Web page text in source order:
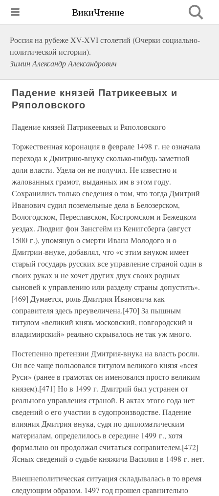
ВикиЧтение
Россия на рубеже XV-XVI столетий (Очерки социально-
политической истории).
Зимин Александр Александрович
Падение князей Патрикеевых и
Ряполовского
Падение князей Патрикеевых и Ряполовского
Торжественная коронация в феврале 1498 г. не означала
перехода к Дмитрию-внуку сколько-нибудь заметной
доли власти. Удела он не получил. Не известно и
жалованных грамот, выданных им в этом году.
Сохранились только сведения о том, что тогда Дмитрий
Иванович судил поземельные дела в Белозерском,
Вологодском, Переславском, Костромском и Бежецком
уездах. Людвиг фон Зансгейм из Кенигсберга (август
1500 г.), упомянув о смерти Ивана Молодого и о
Дмитрии-внуке, добавлял, что «с этим внуком имеет
старый государь русских все управление страной один в
своих руках и не хочет других двух своих родных
сыновей к управлению или разделу страны допустить».
[469] Думается, роль Дмитрия Ивановича как
соправителя здесь преувеличена.[470] За пышным
титулом «великий князь московский, новгородский и
владимирский» реально скрывалось не так уж много.
Постепенно претензии Дмитрия-внука на власть росли.
Он все чаще пользовался титулом великого князя «всея
Руси» (ранее в грамотах он именовался просто великим
князем).[471] Но в 1499 г. Дмитрий был устранен от
реального управления страной. В актах этого года нет
сведений о его участии в судопроизводстве. Падение
влияния Дмитрия-внука, судя по дипломатическим
материалам, определилось в середине 1499 г., хотя
формально он продолжал считаться соправителем.[472]
Ясных сведений о судьбе княжича Василия в 1498 г. нет.
Внешнеполитическая ситуация складывалась в то время
следующим образом. 1497 год прошел сравнительно